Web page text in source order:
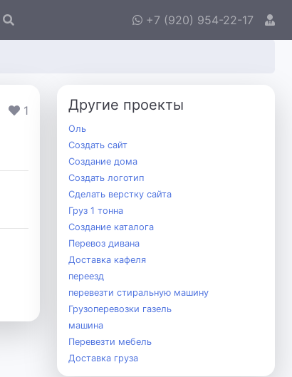
+7 (920) 954-22-17
1 Другие проекты
Оль
Создать сайт
Создание дома
Создать логотип
Сделать верстку сайта
Груз 1 тонна
Создание каталога
Перевоз дивана
Доставка кафеля
переезд
перевезти стиральную машину
Грузоперевозки газель
машина
Перевезти мебель
Доставка груза